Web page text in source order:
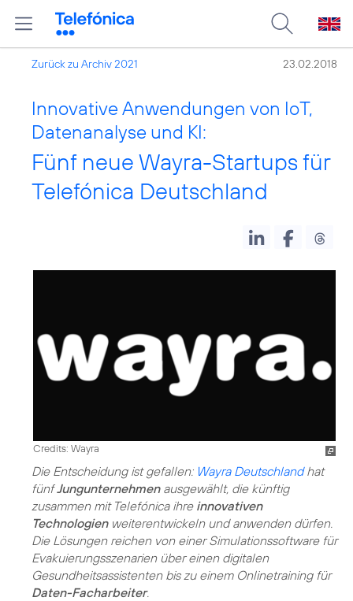
Zurück zu Archiv 2021 23.02.2018
Innovative Anwendungen von IoT,
Datenanalyse und KI:
Fünf neue Wayra-Startups für
Telefónica Deutschland
Credits: Wayra
Die Entscheidung ist gefallen: Wayra Deutschlandhat
fünfJungunternehmenausgewählt, die künftig
zusammen mit Telefónica ihre innovativen
Technologienweiterentwickeln und anwenden dürfen.
Die Lösungen reichen von einer Simulationssoftware für
Evakuierungsszenarien über einen digitalen
Gesundheitsassistenten bis zu einem Onlinetraining für
Daten-Facharbeiter.